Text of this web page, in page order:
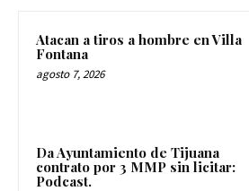
Atacan a tiros a hombre en Villa
Fontana
agosto 7, 2026
Da Ayuntamiento de Tijuana
contrato por 3 MMP sin licitar:
Podcast.